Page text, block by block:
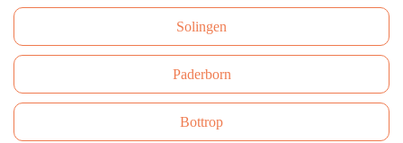
Solingen
Paderborn
Bottrop